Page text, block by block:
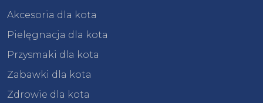
Akcesoria dla kota
Pielęgnacja dla kota
Przysmaki dla kota
Zabawki dla kota
Zdrowie dla kota